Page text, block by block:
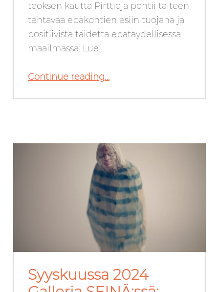
teoksen kautta Pirttioja pohtii taiteen
tehtävää epäkohtien esiin tuojana ja
positiivista taidetta epätäydellisessä
maailmassa. Lue…
Continue reading“Lokakuussa 2024 Galleria SEINÄ:ssä: Jussi Pirttioja”
…
Syyskuussa 2024